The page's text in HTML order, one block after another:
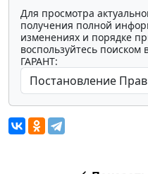
Для просмотра
получения полной
изменениях и порядке
воспользуйтесь
ГАРАНТ: